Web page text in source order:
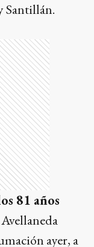
Santillán.
81 años
ayer, a